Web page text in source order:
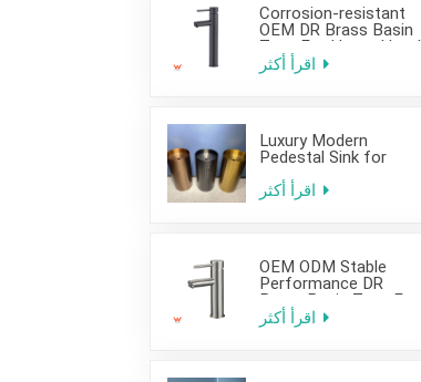
Corrosion-resistant
OEM DR Brass Basin
Taps For Home Hotel
Project Use
Luxury Modern
Pedestal Sink for
OEM ODM Stable
Performance DR
Brass Basin Taps For
Home Hotel Project